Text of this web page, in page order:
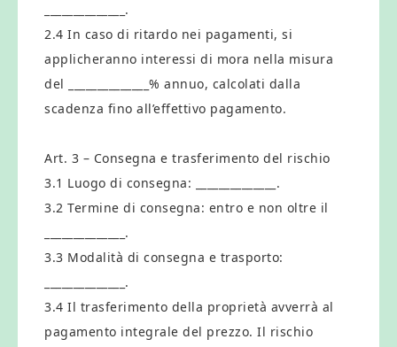
______________.
2.4 In caso di ritardo nei pagamenti, si
applicheranno interessi di mora nella misura
del ______________% annuo, calcolati dalla
scadenza fino all’effettivo pagamento.
Art. 3 – Consegna e trasferimento del rischio
3.1 Luogo di consegna: ______________.
3.2 Termine di consegna: entro e non oltre il
______________.
3.3 Modalità di consegna e trasporto:
______________.
3.4 Il trasferimento della proprietà avverrà al
pagamento integrale del prezzo. Il rischio